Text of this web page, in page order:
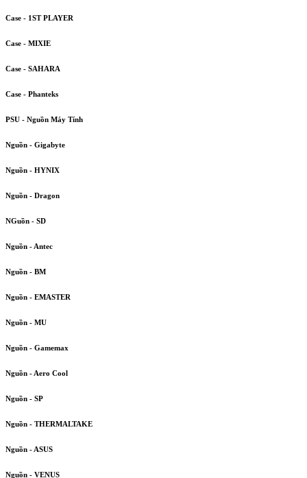
Case - 1ST PLAYER
Case - MIXIE
Case - SAHARA
Case - Phanteks
PSU - Nguồn Máy Tính
Nguồn - Gigabyte
Nguồn - HYNIX
Nguồn - Dragon
NGuồn - SD
Nguồn - Antec
Nguồn - BM
Nguồn - EMASTER
Nguồn - MU
Nguồn - Gamemax
Nguồn - Aero Cool
Nguồn - SP
Nguồn - THERMALTAKE
Nguồn - ASUS
Nguồn - VENUS